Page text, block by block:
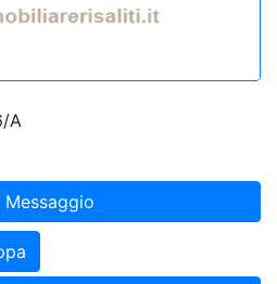
A
Messaggio